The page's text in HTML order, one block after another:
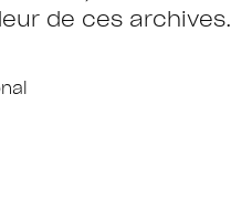
de ces archives.